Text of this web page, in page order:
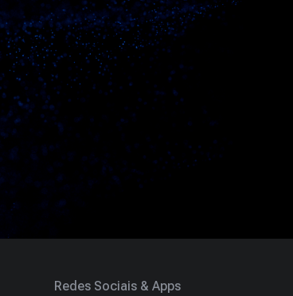
Redes Sociais & Apps